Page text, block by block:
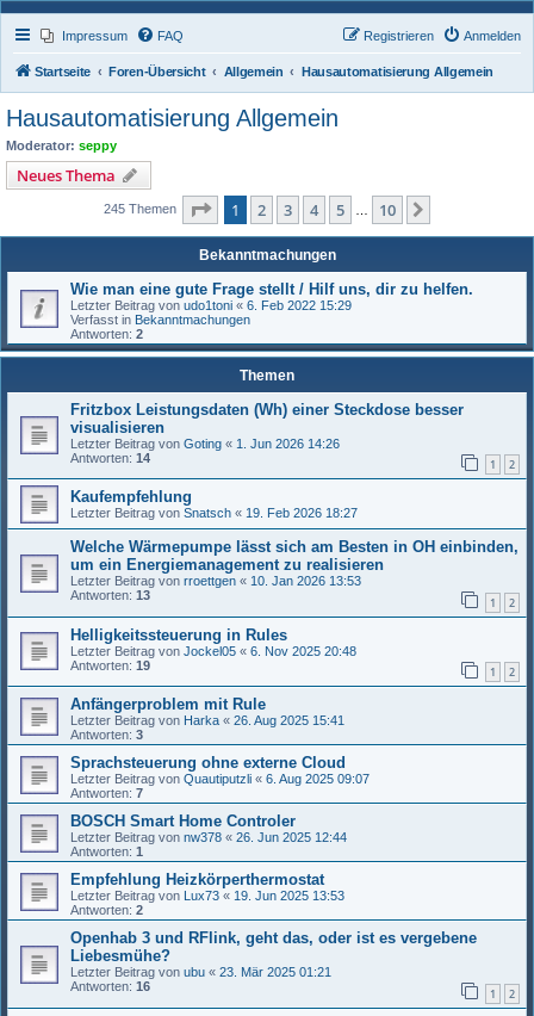
Impressum FAQ Anmelden
Registrieren
Startseite Foren-Übersicht Allgemein Hausautomatisierung Allgemein
Hausautomatisierung Allgemein
Moderator: seppy
Neues Thema
245 Themen Seite 1von 10
1 2 3 4 5 10
Bekanntmachungen
Wie man eine gute Frage stellt / Hilf uns, dir zu helfen.
Letzter Beitrag von udo1toni « 6. Feb 2022 15:29
Verfasst in Bekanntmachungen
Antworten: 2
Themen
Fritzbox Leistungsdaten (Wh) einer Steckdose besser
visualisieren
Letzter Beitrag von Goting « 1. Jun 2026 14:26
Antworten: 14 1 2
Kaufempfehlung
Letzter Beitrag von Snatsch « 19. Feb 2026 18:27
Welche Wärmepumpe lässt sich am Besten in OH einbinden,
um ein Energiemanagement zu realisieren
Letzter Beitrag von rroettgen « 10. Jan 2026 13:53
Antworten: 13 1 2
Helligkeitssteuerung in Rules
Letzter Beitrag von Jockel05 « 6. Nov 2025 20:48
Antworten: 19 1 2
Anfängerproblem mit Rule
Letzter Beitrag von Harka « 26. Aug 2025 15:41
Antworten: 3
Sprachsteuerung ohne externe Cloud
Letzter Beitrag von Quautiputzli « 6. Aug 2025 09:07
Antworten: 7
BOSCH Smart Home Controler
Letzter Beitrag von nw378 « 26. Jun 2025 12:44
Antworten: 1
Empfehlung Heizkörperthermostat
Letzter Beitrag von Lux73 « 19. Jun 2025 13:53
Antworten: 2
Openhab 3 und RFlink, geht das, oder ist es vergebene
Liebesmühe?
Letzter Beitrag von ubu « 23. Mär 2025 01:21
Antworten: 16 1 2